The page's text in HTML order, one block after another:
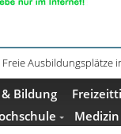
Freie Ausbildungsplätze
Bildung